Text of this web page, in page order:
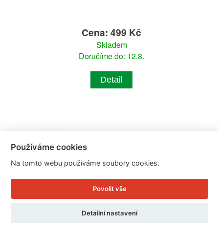
Cena: 499 Kč
Skladem
Doručíme do: 12.8.
Detail
Používáme cookies
Na tomto webu používáme soubory cookies.
Povolit vše
Detailní nastavení